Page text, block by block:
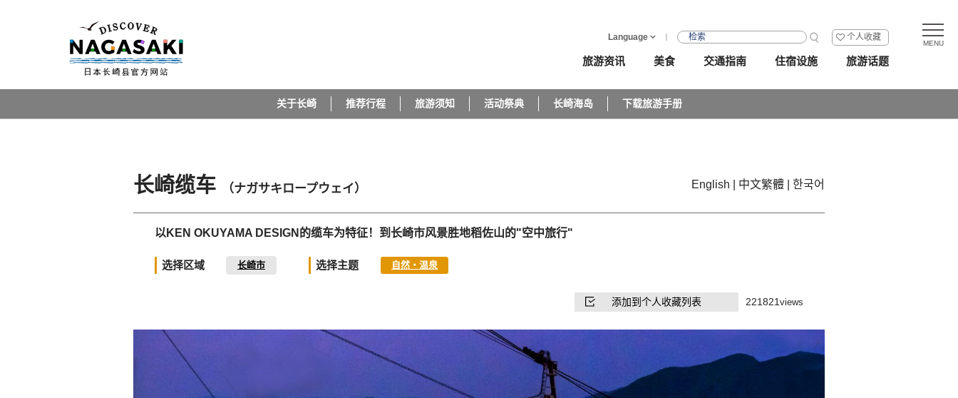
Language 个人收藏
旅游资讯 美食 交通指南 住宿设施 旅游话题
关于长崎 推荐行程 旅游须知 活动祭典 长崎海岛 下载旅游手册
长崎缆车 （ナガサキロープウェイ） English 中文繁體 한국어
以KEN OKUYAMA DESIGN的缆车为特征！到长崎市风景胜地稻佐山的"空中旅行"
选择区域 长崎市 选择主题 自然・温泉
添加到个人收藏列表 221821 views